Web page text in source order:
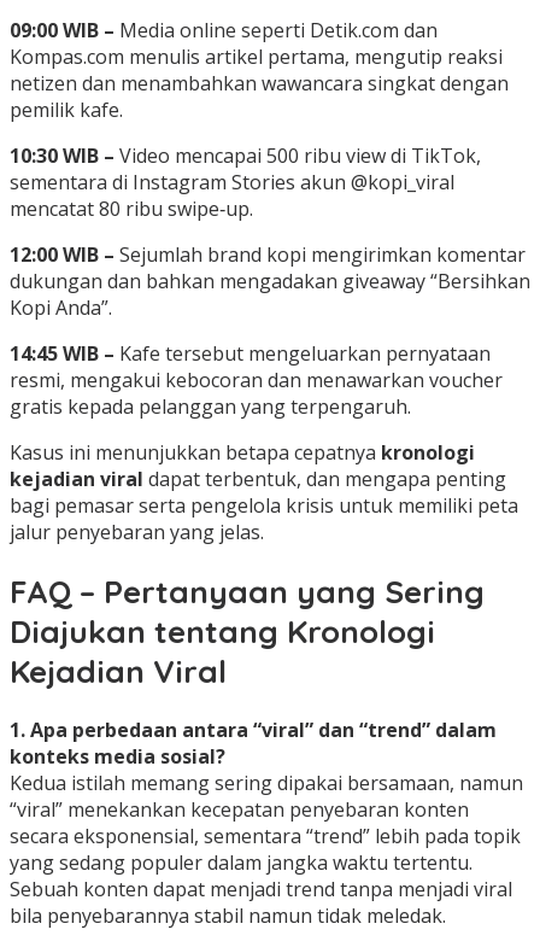
09:00 WIB – Media online seperti Detik.com dan
Kompas.com menulis artikel pertama, mengutip reaksi
netizen dan menambahkan wawancara singkat dengan
pemilik kafe.
10:30 WIB – Video mencapai 500 ribu view di TikTok,
sementara di Instagram Stories akun @kopi_viral
mencatat 80 ribu swipe‑up.
12:00 WIB – Sejumlah brand kopi mengirimkan komentar
dukungan dan bahkan mengadakan giveaway “Bersihkan
Kopi Anda”.
14:45 WIB – Kafe tersebut mengeluarkan pernyataan
resmi, mengakui kebocoran dan menawarkan voucher
gratis kepada pelanggan yang terpengaruh.
Kasus ini menunjukkan betapa cepatnya kronologi
kejadian viral dapat terbentuk, dan mengapa penting
bagi pemasar serta pengelola krisis untuk memiliki peta
jalur penyebaran yang jelas.
FAQ – Pertanyaan yang Sering
Diajukan tentang Kronologi
Kejadian Viral
1. Apa perbedaan antara “viral” dan “trend” dalam
konteks media sosial?
Kedua istilah memang sering dipakai bersamaan, namun
“viral” menekankan kecepatan penyebaran konten
secara eksponensial, sementara “trend” lebih pada topik
yang sedang populer dalam jangka waktu tertentu.
Sebuah konten dapat menjadi trend tanpa menjadi viral
bila penyebarannya stabil namun tidak meledak.